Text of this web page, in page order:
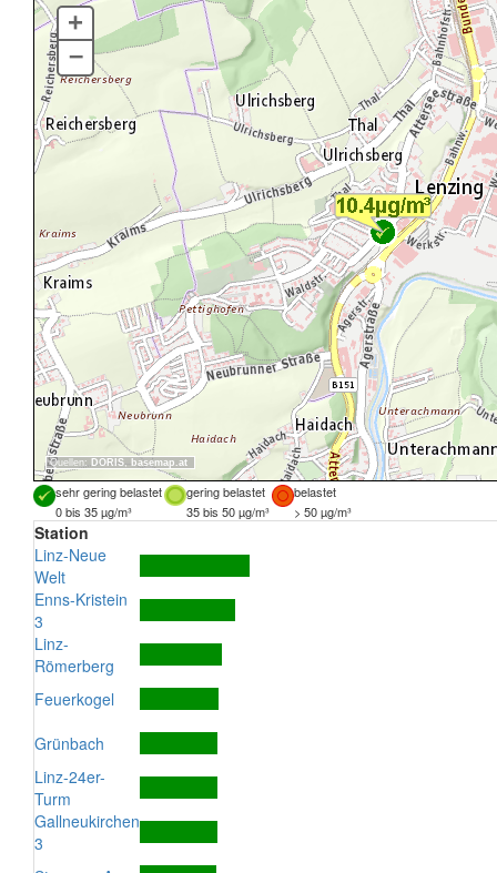
Quellen: DORIS, basemap.at
+
–
sehr gering belastet gering belastet
belastet
0 bis 35 µg/m³
35 bis 50 µg/m³ > 50 µg/m³
Station
Linz-Neue
Welt
Enns-Kristein
3
Linz-
Römerberg
Feuerkogel
Grünbach
Linz-24er-
Turm
Gallneukirchen
3